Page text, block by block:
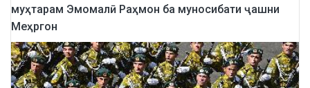
муҳтарам Эмомалӣ Раҳмон ба муносибати ҷашни
Меҳргон